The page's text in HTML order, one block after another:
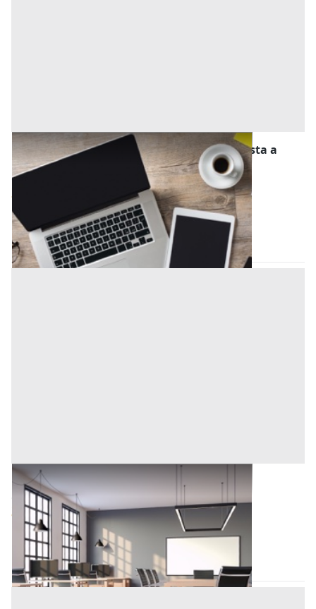
Computer e Attrezzatura Informatica all'asta a
Piombino Dese
Piombino Dese (Padova)
Offerta minima
200 €
Codice asta:9f2bbe9e
21/09/2026
Mobili Ufficio all'asta a Piombino Dese
Piombino Dese (Padova)
Offerta minima
322 €
Codice asta:
a55cb108
21/09/2026